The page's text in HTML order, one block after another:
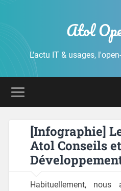
Atol
L'actu IT & usages,
[Infographie]
Atol Conseils et
Habituellement, nous